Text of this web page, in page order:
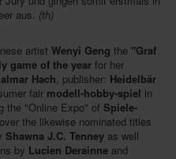
aus. (th)
artist Wenyi Geng the "Graf
game of the year for her
Hach, publisher: Heidelbär
fair modell-hobby-spiel in
the "Online Expo" of Spiele-
the likewise nominated titles
Shawna J.C. Tenney as well
by Lucien Derainne and